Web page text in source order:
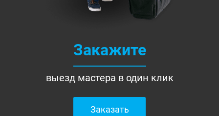
Закажите
выезд мастера в один клик
Заказать